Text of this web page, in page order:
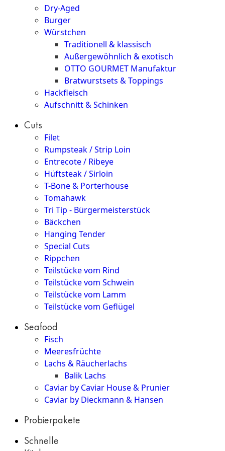
Dry-Aged
Burger
Würstchen
Traditionell & klassisch
Außergewöhnlich & exotisch
OTTO GOURMET Manufaktur
Bratwurstsets & Toppings
Hackfleisch
Aufschnitt & Schinken
Cuts
Filet
Rumpsteak / Strip Loin
Entrecote / Ribeye
Hüftsteak / Sirloin
T-Bone & Porterhouse
Tomahawk
Tri Tip - Bürgermeisterstück
Bäckchen
Hanging Tender
Special Cuts
Rippchen
Teilstücke vom Rind
Teilstücke vom Schwein
Teilstücke vom Lamm
Teilstücke vom Geflügel
Seafood
Fisch
Meeresfrüchte
Lachs & Räucherlachs
Balik Lachs
Caviar by Caviar House & Prunier
Caviar by Dieckmann & Hansen
Probierpakete
Schnelle